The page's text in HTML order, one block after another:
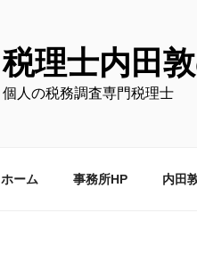
税理士内田
個人の税務調査専門税理士
ホーム 事務所HP 内田